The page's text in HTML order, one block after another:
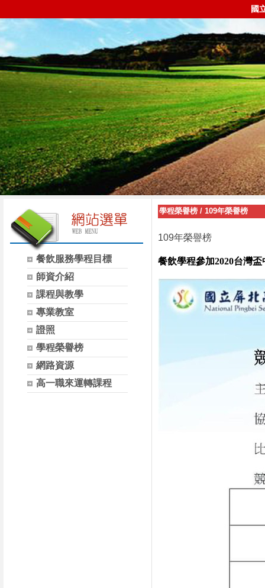
國
餐飲服務學程目標
師資介紹
課程與教學
專業教室
證照
學程榮譽榜
網路資源
高一職來運轉課程
學程榮譽榜 / 109年榮譽榜
109年榮譽榜
餐飲學程參加2020台灣